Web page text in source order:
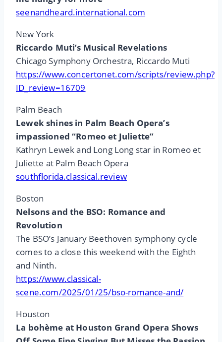
seenandheard.international.com
New York
Riccardo Muti’s Musical Revelations
Chicago Symphony Orchestra, Riccardo Muti
https://www.concertonet.com/scripts/review.php?
ID_review=16709
Palm Beach
Lewek shines in Palm Beach Opera’s
impassioned “Romeo et Juliette”
Kathryn Lewek and Long Long star in Romeo et
Juliette at Palm Beach Opera
southflorida.classical.review
Boston
Nelsons and the BSO: Romance and
Revolution
The BSO’s January Beethoven symphony cycle
comes to a close this weekend with the Eighth
and Ninth.
https://www.classical-
scene.com/2025/01/25/bso-romance-and/
Houston
La bohème at Houston Grand Opera Shows